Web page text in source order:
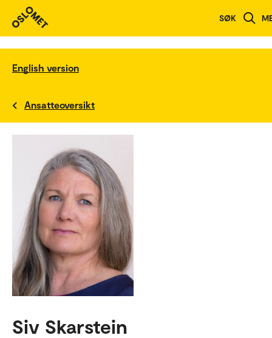
SØK
English version
Ansatteoversikt
Siv Skarstein